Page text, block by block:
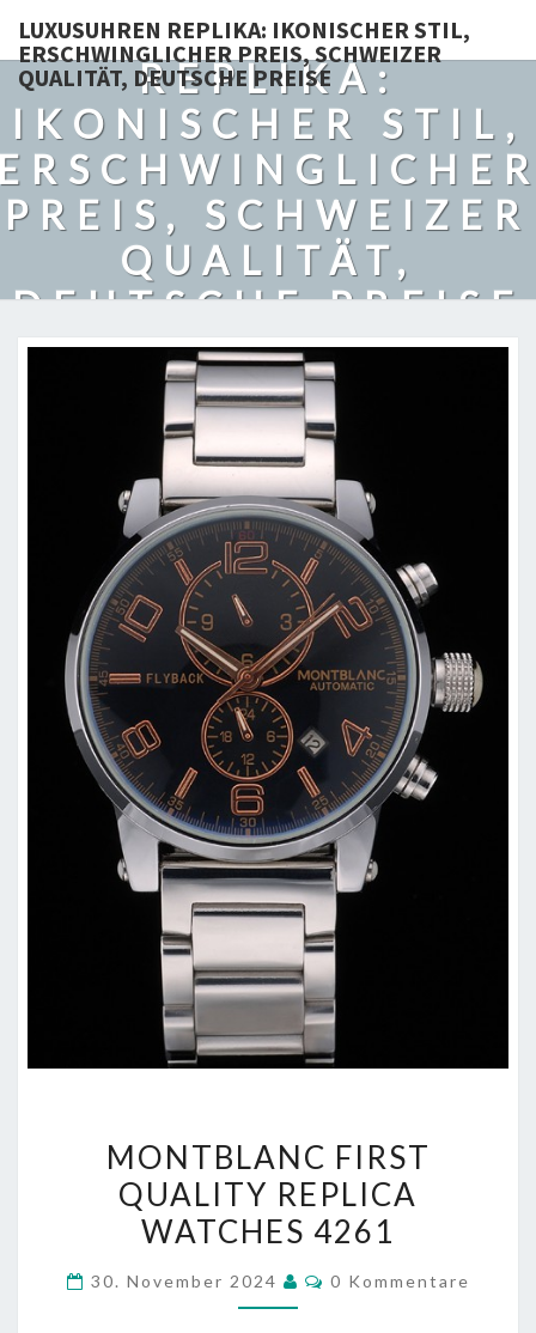
LUXUSUHREN REPLIKA: IKONISCHER STIL,
ERSCHWINGLICHER PREIS, SCHWEIZER
QUALITÄT, DEUTSCHE PREISE
LUXUSUHREN
REPLIKA:
IKONISCHER STIL,
PREIS, SCHWEIZER
QUALITÄT,
DEUTSCHE PREISE
FIRST
QUALITY
REPLICA
4261
MONTBLANC FIRST
QUALITY REPLICA
WATCHES 4261
30. November 2024 Kommentare
0 Kommentare